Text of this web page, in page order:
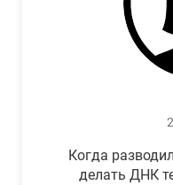
Когда
делать ДНК